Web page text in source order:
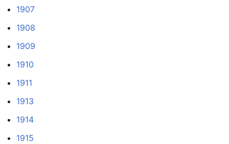
1907
1908
1909
1910
1911
1913
1914
1915